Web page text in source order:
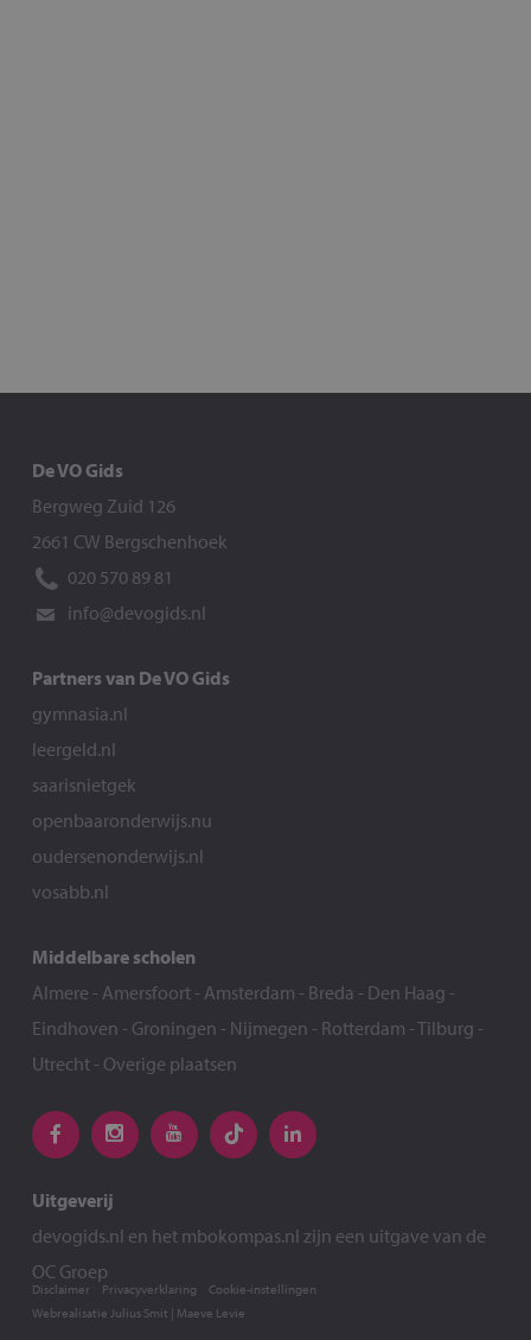
De VO Gids
Bergweg Zuid 126
2661 CW Bergschenhoek
020 570 89 81
info@devogids.nl
Partners van De VO Gids
gymnasia.nl
leergeld.nl
saarisnietgek
openbaaronderwijs.nu
oudersenonderwijs.nl
vosabb.nl
Middelbare scholen
Almere - Amersfoort- Amsterdam - Breda - Den Haag -
Eindhoven - Groningen - Nijmegen - Rotterdam -Tilburg -
Utrecht- Overige plaatsen
Uitgeverij
devogids.nl en het mbokompas.nl zijn een uitgave van de
OC Groep
Webrealisatie Julius Smit | Maeve Levie
Disclaimer Privacyverklaring Cookie-instellingen